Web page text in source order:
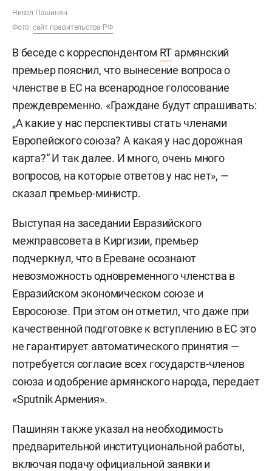
Никол Пашинян
Фото: сайт правительства РФ
В беседе с корреспондентом RT армянский
премьер пояснил, что вынесение вопроса о
членстве в ЕС на всенародное голосование
преждевременно. «Граждане будут спрашивать:
„А какие у нас перспективы стать членами
Европейского союза? А какая у нас дорожная
карта?“ И так далее. И много, очень много
вопросов, на которые ответов у нас нет», —
сказал премьер-министр.
Выступая на заседании Евразийского
межправсовета в Киргизии, премьер
подчеркнул, что в Ереване осознают
невозможность одновременного членства в
Евразийском экономическом союзе и
Евросоюзе. При этом он отметил, что даже при
качественной подготовке к вступлению в ЕС это
не гарантирует автоматического принятия —
потребуется согласие всех государств-членов
союза и одобрение армянского народа, передает
«Sputnik Армения».
Пашинян также указал на необходимость
предварительной институциональной работы,
включая подачу официальной заявки и